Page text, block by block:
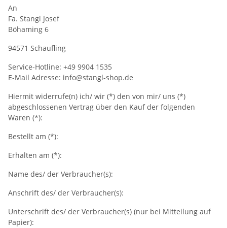
An
Fa. Stangl Josef
Böhaming 6
94571 Schaufling
Service-Hotline: +49 9904 1535
E-Mail Adresse: info@stangl-shop.de
Hiermit widerrufe(n) ich/ wir (*) den von mir/ uns (*)
abgeschlossenen Vertrag über den Kauf der folgenden
Waren (*):
Bestellt am (*):
Erhalten am (*):
Name des/ der Verbraucher(s):
Anschrift des/ der Verbraucher(s):
Unterschrift des/ der Verbraucher(s) (nur bei Mitteilung auf
Papier):